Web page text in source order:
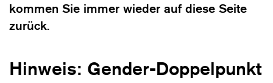
kommen Sie immer wieder auf diese Seite
zurück.
Hinweis: Gender-Doppelpunkt